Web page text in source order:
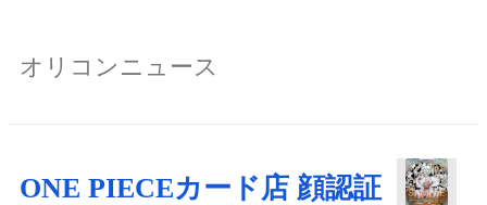
オリコンニュース
ONE PIECEカード店 顔認証